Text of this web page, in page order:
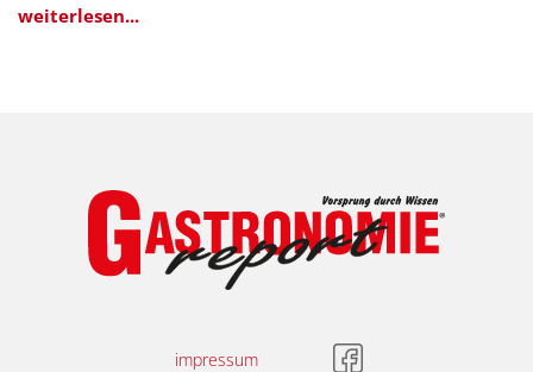
weiterlesen...
impressum